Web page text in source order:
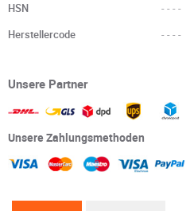
HSN
----
Herstellercode
----
Unsere Partner
Unsere Zahlungsmethoden